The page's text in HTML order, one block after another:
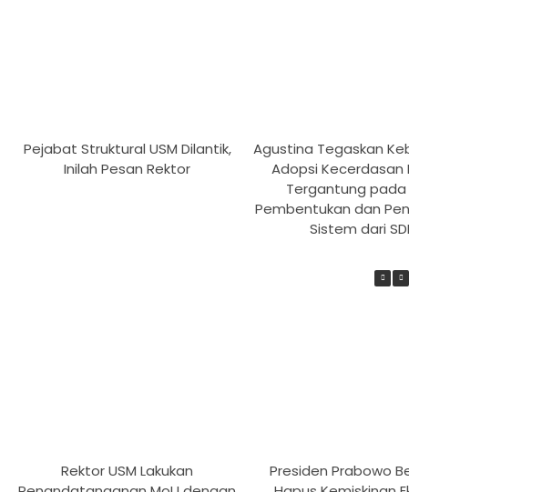
Pejabat Struktural USM Dilantik,
Inilah Pesan Rektor
Agustina Tegaskan Keberhasilan
Adopsi Kecerdasan Buatan
Tergantung pada Arah
Pembentukan dan Pengawasan
Sistem dari SDM
Rektor USM Lakukan
Presiden Prabowo Bertekad